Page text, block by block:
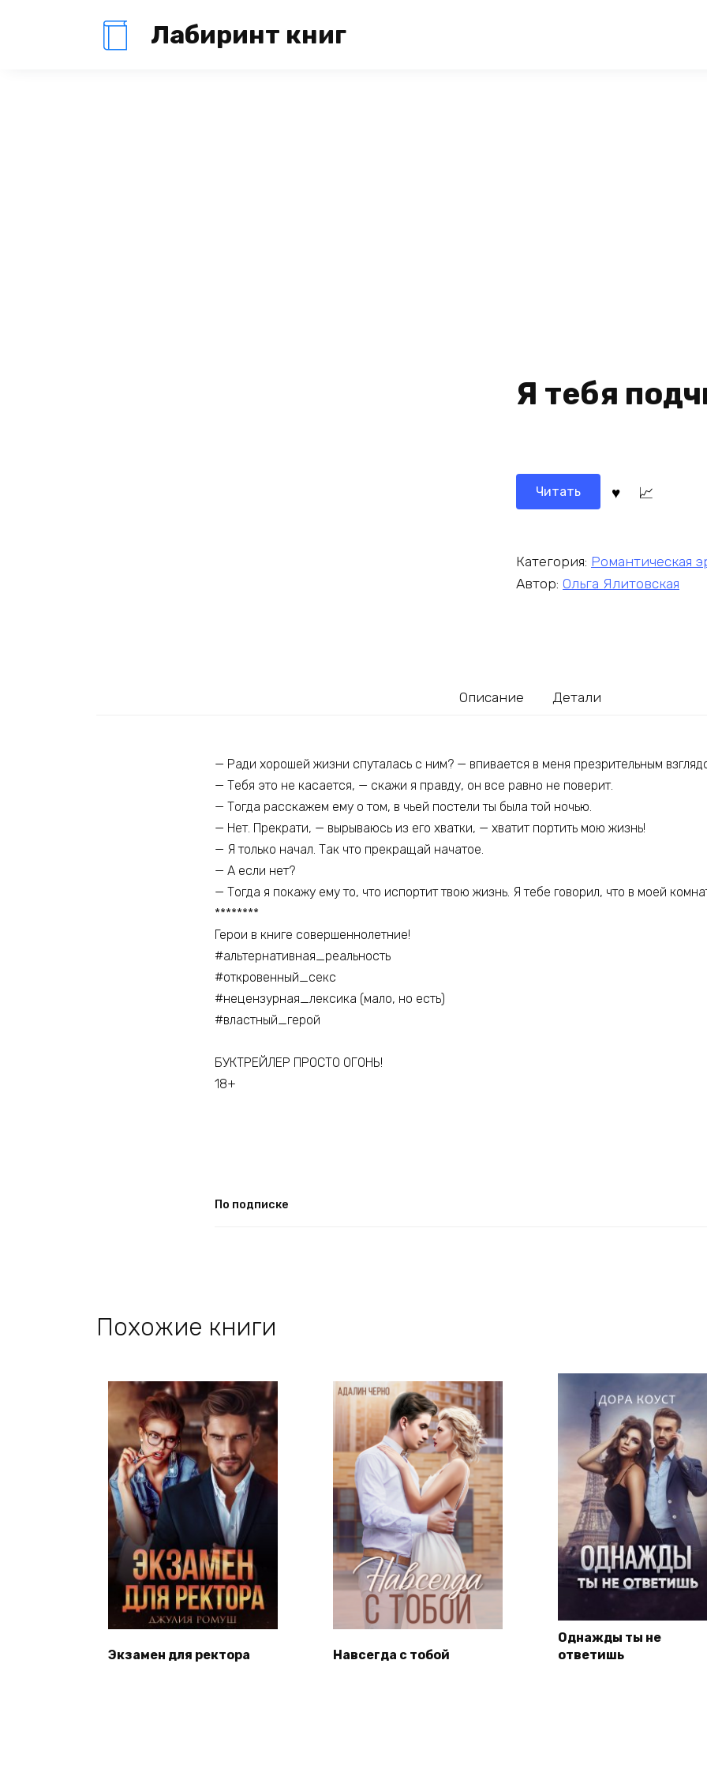
Лабиринт книг
Я тебя
Читать
Категория: Романтическая
Автор: Ольга Ялитовская
Описание Детали
— Ради хорошей жизни спуталась с ним? — впивается в меня презрительным
— Тебя это не касается, — скажи я правду, он все равно не поверит.
— Тогда расскажем ему о том, в чьей постели ты была той ночью.
— Нет. Прекрати, — вырываюсь из его хватки, — хватит портить мою жизнь!
— Я только начал. Так что прекращай начатое.
— А если нет?
— Тогда я покажу ему то, что испортит твою жизнь. Я тебе говорил, что в моей
********
Герои в книге совершеннолетние!
#альтернативная_реальность
#откровенный_секс
#нецензурная_лексика (мало, но есть)
#властный_герой
БУКТРЕЙЛЕР ПРОСТО ОГОНЬ!
18+
По подписке
Похожие книги
Экзамен для ректора Навсегда с тобой
Однажды ты не
ответишь